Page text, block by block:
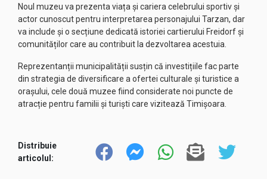
Noul muzeu va prezenta viața și cariera celebrului sportiv și
actor cunoscut pentru interpretarea personajului Tarzan, dar
va include și o secțiune dedicată istoriei cartierului Freidorf și
comunităților care au contribuit la dezvoltarea acestuia.
Reprezentanții municipalității susțin că investițiile fac parte
din strategia de diversificare a ofertei culturale și turistice a
orașului, cele două muzee fiind considerate noi puncte de
atracție pentru familii și turiști care vizitează Timișoara.
Distribuie
articolul: